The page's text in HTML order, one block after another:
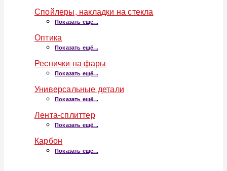
Спойлеры, накладки на стекла
Показать ещё...
Оптика
Показать ещё...
Реснички на фары
Показать ещё...
Универсальные детали
Показать ещё...
Лента-сплиттер
Показать ещё...
Карбон
Показать ещё...